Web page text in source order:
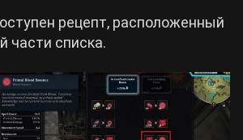
рецепт, расположенный
части списка.